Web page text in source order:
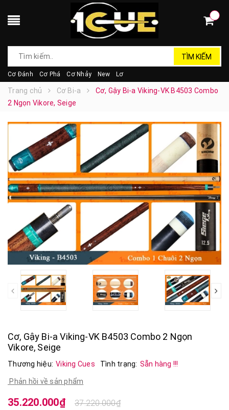
TÌM KIẾM
Cơ Đánh Cơ Phá Cơ Nhảy New Lơ
Trang chủ Cơ Bi-a
Cơ, Gậy Bi-a Viking-VK B4503 Combo
2 Ngọn Vikore, Seige
prev
Cơ, Gậy Bi-a Viking-VK B4503 Combo 2 Ngọn
Vikore, Seige
Thương hiệu: Viking Cues Tình trạng: Sẵn hàng !!!
Phản hồi về sản phẩm
35.220.000₫ 37.220.000₫